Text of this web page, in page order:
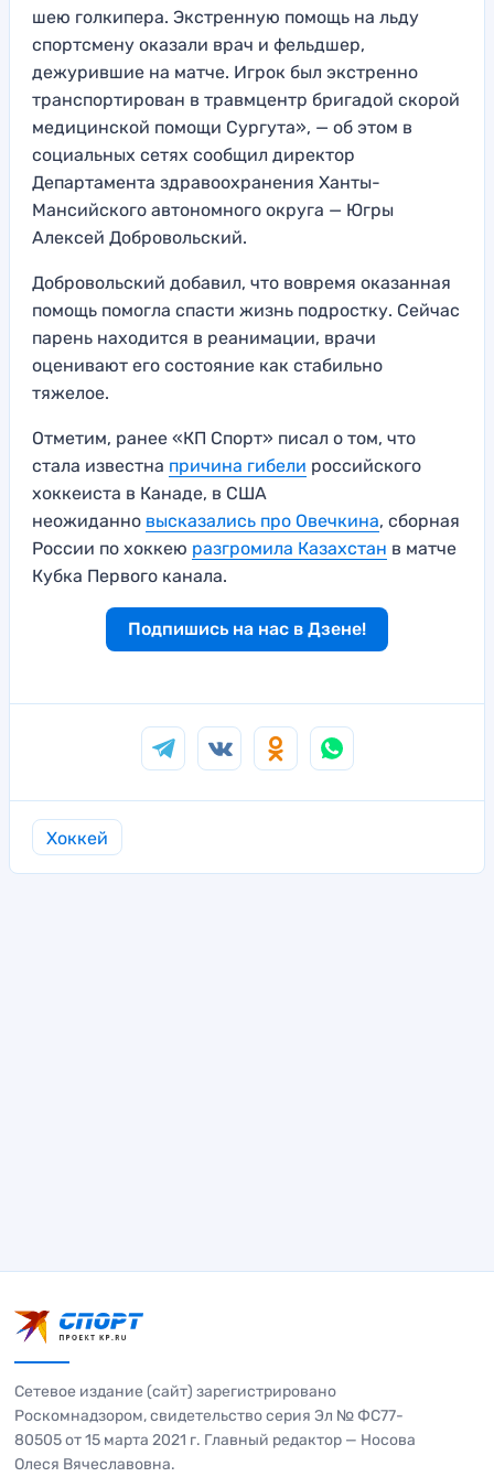
шею голкипера. Экстренную помощь на льду
спортсмену оказали врач и фельдшер,
дежурившие на матче. Игрок был экстренно
транспортирован в травмцентр бригадой скорой
медицинской помощи Сургута», — об этом в
социальных сетях сообщил директор
Департамента здравоохранения Ханты-
Мансийского автономного округа — Югры
Алексей Добровольский.
Добровольский добавил, что вовремя оказанная
помощь помогла спасти жизнь подростку. Сейчас
парень находится в реанимации, врачи
оценивают его состояние как стабильно
тяжелое.
Отметим, ранее «КП Спорт» писал о том, что
стала известна причина гибели российского
хоккеиста в Канаде, в США
неожиданно высказались про Овечкина, сборная
России по хоккею разгромила Казахстан в матче
Кубка Первого канала.
Подпишись на нас в Дзене!
Хоккей
Сетевое издание (сайт) зарегистрировано
Роскомнадзором, свидетельство серия Эл № ФС77-
80505 от 15 марта 2021 г. Главный редактор — Носова
Олеся Вячеславовна.